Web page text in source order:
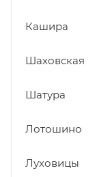
Кашира
Шаховская
Шатура
Лотошино
Луховицы